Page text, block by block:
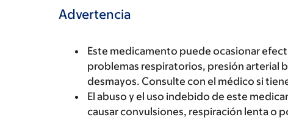
Advertencia
Este medicamento puede ocasionar
problemas respiratorios, presión arterial
desmayos. Consulte con el médico si
El abuso y el uso indebido de este
causar convulsiones, respiración lenta o